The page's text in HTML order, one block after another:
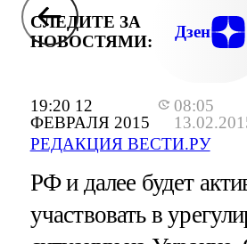
19:20 12
ФЕВРАЛЯ 2015
08:05
РЕДАКЦИЯ ВЕСТИ.РУ
СЛЕДИТЕ ЗА
НОВОСТЯМИ:
Дзен
РФ и далее будет
участвовать в